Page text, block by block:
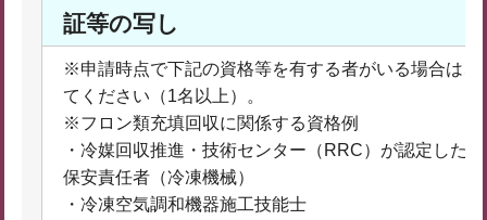
証等の写し
※申請時点で下記の資格等を有する者がいる場合は、
てください（1名以上）。
※フロン類充填回収に関係する資格例
・冷媒回収推進・技術センター（RRC）が認定した
保安責任者（冷凍機械）
・冷凍空気調和機器施工技能士